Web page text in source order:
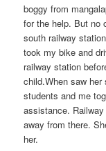
boggy from
for the help. But no
south railway
took my bike and
railway station
child.When saw
students and me
assistance.
away from there.
her.